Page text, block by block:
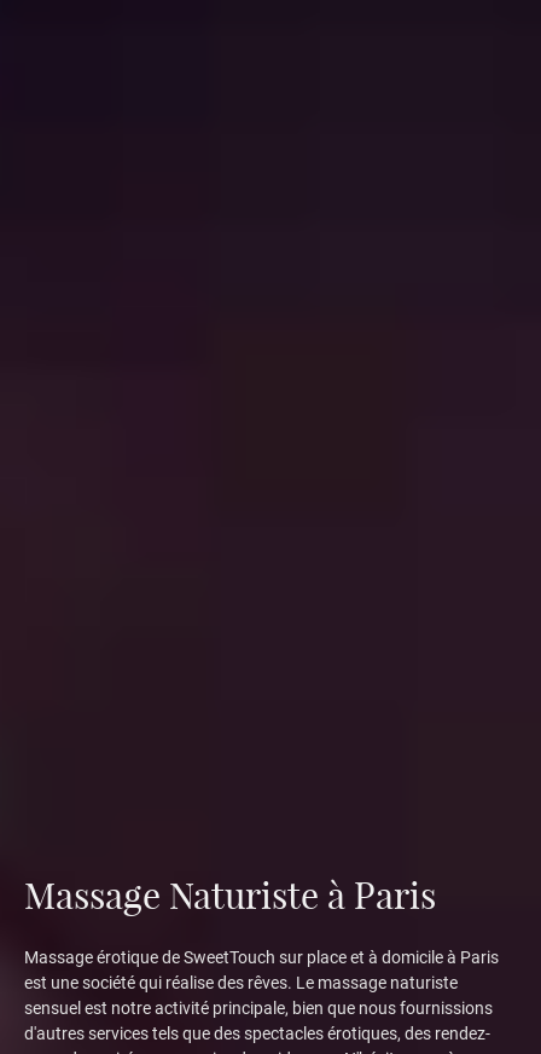
Massage Naturiste à Paris
Massage érotique de SweetTouch sur place et à domicile à Paris
est une société qui réalise des rêves. Le massage naturiste
sensuel est notre activité principale, bien que nous fournissions
d'autres services tels que des spectacles érotiques, des rendez-